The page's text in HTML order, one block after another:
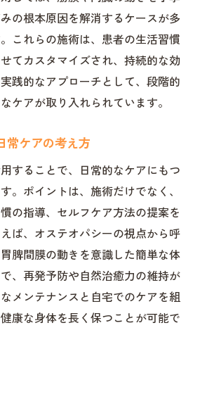
の根本原因を解消するケースが多
これらの施術は、患者の生活習慣
てカスタマイズされ、持続的な効
践的なアプローチとして、段階的
ケアが取り入れられています。
常ケアの考え方
することで、日常的なケアにもつ
。ポイントは、施術だけでなく、
の指導、セルフケア方法の提案を
ば、オステオパシーの視点から呼
脾間膜の動きを意識した簡単な体
、再発予防や自然治癒力の維持が
メンテナンスと自宅でのケアを組
康な身体を長く保つことが可能で